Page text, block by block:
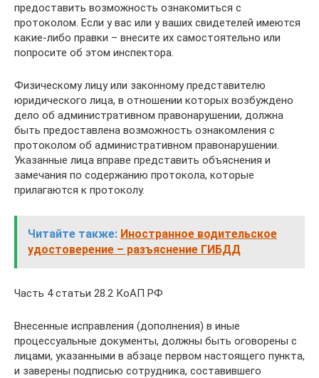
предоставить возможность ознакомиться с
протоколом. Если у вас или у ваших свидетелей имеются
какие-либо правки – внесите их самостоятельно или
попросите об этом инспектора.
Физическому лицу или законному представителю
юридического лица, в отношении которых возбуждено
дело об административном правонарушении, должна
быть предоставлена возможность ознакомления с
протоколом об административном правонарушении.
Указанные лица вправе представить объяснения и
замечания по содержанию протокола, которые
прилагаются к протоколу.
Читайте также: Иностранное водительское
удостоверение – разъяснение ГИБДД
Часть 4 статьи 28.2 КоАП РФ
Внесенные исправления (дополнения) в иные
процессуальные документы, должны быть оговорены с
лицами, указанными в абзаце первом настоящего пункта,
и заверены подписью сотрудника, составившего